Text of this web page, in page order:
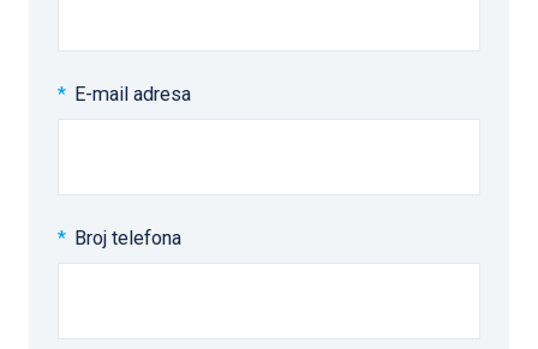
E-mail adresa
Broj telefona